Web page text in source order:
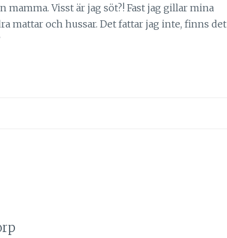
Visst är jag söt?! Fast jag gillar mina
mattar och hussar. Det fattar jag inte, finns det